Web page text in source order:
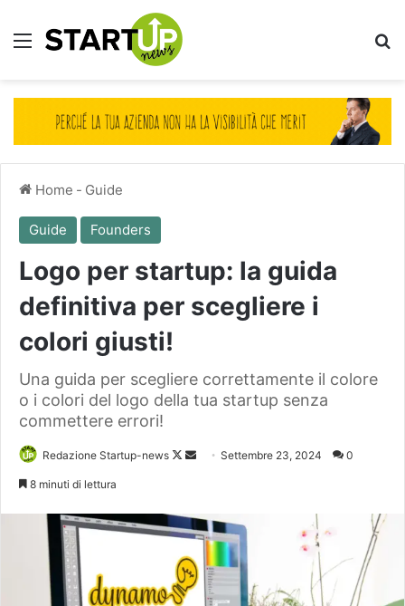
Menu
Home - Guide
Guide Founders
Logo per startup: la guida
definitiva per scegliere i
colori giusti!
Una guida per scegliere correttamente il colore
o i colori del logo della tua startup senza
commettere errori!
Redazione Startup-news
Follow
Invia Settembre 23, 2024 0
8 minuti di lettura